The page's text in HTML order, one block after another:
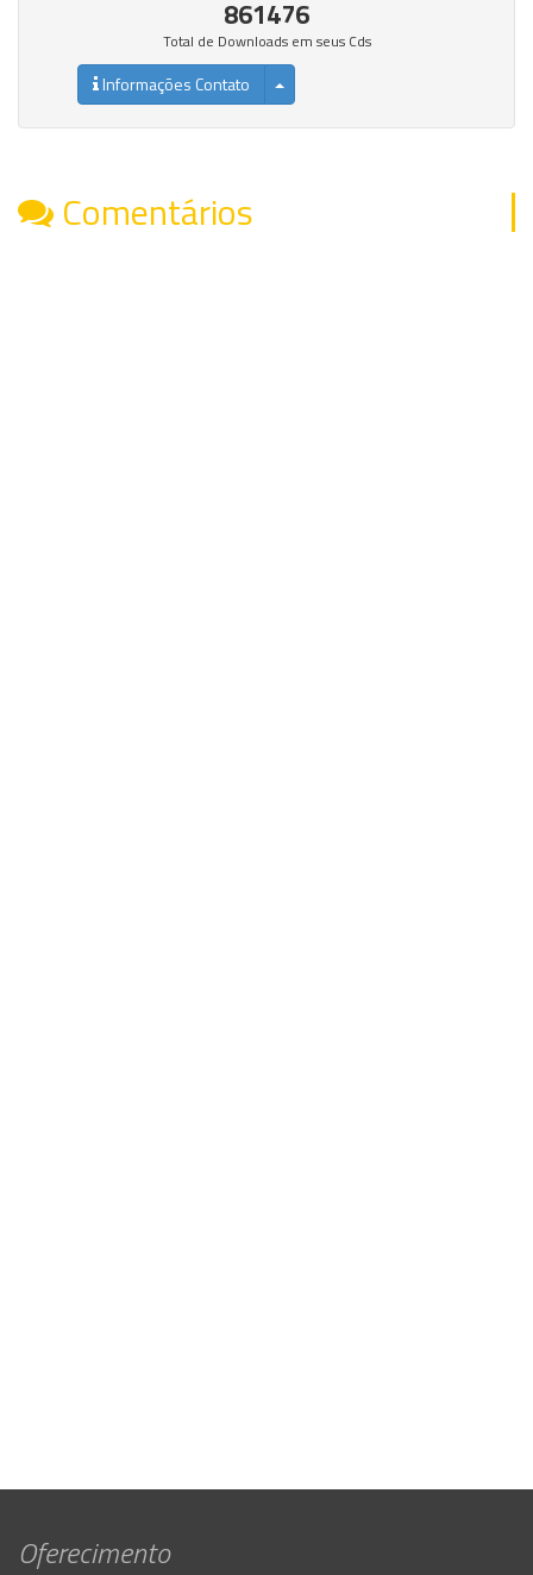
861476
Total de Downloads em seus Cds
Informações Contato
Comentários
Oferecimento